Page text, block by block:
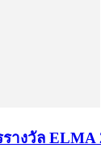
างวัล ELMA